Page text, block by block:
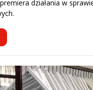
działania w